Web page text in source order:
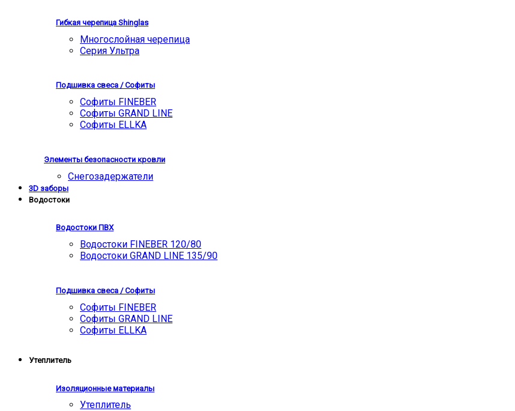
Гибкая черепица Shinglas
Многослойная черепица
Серия Ультра
Подшивка свеса / Софиты
Софиты FINEBER
Софиты GRAND LINE
Софиты ELLKA
Элементы безопасности кровли
Снегозадержатели
3D заборы
Водостоки
Водостоки ПВХ
Водостоки FINEBER 120/80
Водостоки GRAND LINE 135/90
Подшивка свеса / Софиты
Софиты FINEBER
Софиты GRAND LINE
Софиты ELLKA
Утеплитель
Изоляционные материалы
Утеплитель